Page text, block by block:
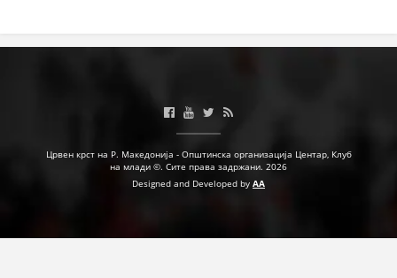
БРОШУРИ
Црвен крст на Р. Македонија - Општинска организација Центар, Клуб
на млади ©. Сите права задржани. 2026
Designed and Developed by AA